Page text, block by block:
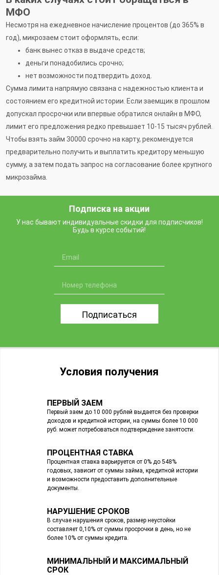
МФО
Несмотря на ежедневное начисление процентов (до 365% в
год), микрозаем стоит оформлять, если:
банк вынес отказ в выдаче средств;
деньги понадобились срочно;
нет возможности подтвердить доход.
Сумма лимита напрямую связана с надежностью клиента и
состоянием его кредитной истории. Если заемщик в прошлом
допускал просрочки или впервые обратился онлайн в МФО,
лимит его предложения редко превышает 10-15 тысяч рублей.
Чтобы взять займ 30000 срочно на карту, рекомендуется
предварительно получить и выплатить кредитору меньшую
сумму, а затем подать запрос на согласование более крупного
микрозайма.
Подписка на акции
У нас бывают индивидуальные скидки для подписчиков!
Будь в курсе событий!
Подписаться
Условия получения
ПЕРВЫЙ ЗАЕМ
Первый заем до 10 000 рублей выдается без проверки
доходов и кредитной истории, на суммы более 10 000
руб. может потребоваться подтверждение занятости.
ПРОЦЕНТНАЯ СТАВКА
Процентная ставка варьируется от 0% до 548%
годовых, зависит от суммы займа, кредитной истории
и возможности предоставить дополнительные
документы.
НАРУШЕНИЕ СРОКОВ
В случае нарушения сроков, размер неустойки
составляет 0,10% от суммы просрочки в день, но не
более 10% от суммы кредита.
МИНИМАЛЬНЫЙ И МАКСИМАЛЬНЫЙ
СРОК